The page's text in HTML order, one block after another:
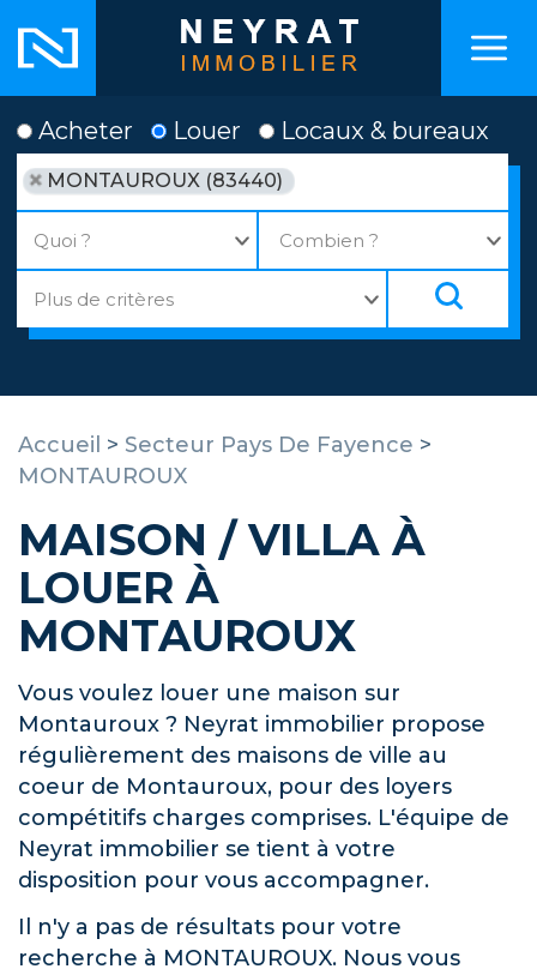
Acheter Louer Locaux & bureaux
MONTAUROUX (83440)
Accueil > Secteur Pays De Fayence >
MONTAUROUX
MAISON / VILLA À
LOUER À
MONTAUROUX
Vous voulez louer une maison sur
Montauroux ? Neyrat immobilier propose
régulièrement des maisons de ville au
coeur de Montauroux, pour des loyers
compétitifs charges comprises. L'équipe de
Neyrat immobilier se tient à votre
disposition pour vous accompagner.
Il n'y a pas de résultats pour votre
recherche à MONTAUROUX. Nous vous